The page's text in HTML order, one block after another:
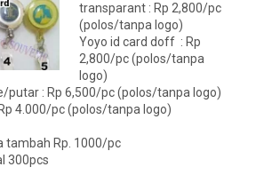
transparant : Rp 2,800/pc
(polos/tanpa logo)
Yoyo id card doff : Rp
2,800/pc (polos/tanpa
logo)
putar : Rp 6,500/pc (polos/tanpa logo)
4.000/pc (polos/tanpa logo)
tambah Rp. 1000/pc
300pcs